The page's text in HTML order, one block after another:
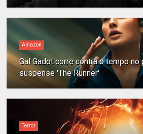
Amazon
Gal Gadot corre contra o tempo
suspense 'The Runner'
Terror